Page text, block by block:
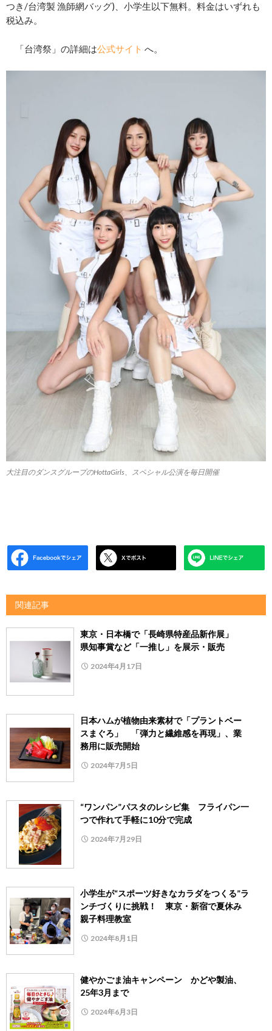
つき/台湾製 漁師網バッグ)、小学生以下無料。料金はいずれも
税込み。
「台湾祭」の詳細は公式サイト へ。
大注目のダンスグループのHottaGirls、スペシャル公演を毎日開催
関連記事
東京・日本橋で「長崎県特産品新作展」
県知事賞など「一推し」を展示・販売
2024年4月17日
日本ハムが植物由来素材で「プラントベー
スまぐろ」 「弾力と繊維感を再現」、業
務用に販売開始
2024年7月5日
“ワンパン”パスタのレシピ集 フライパン一
つで作れて手軽に10分で完成
2024年7月29日
小学生が“スポーツ好きなカラダをつくる”ラ
ンチづくりに挑戦！ 東京・新宿で夏休み
親子料理教室
2024年8月1日
健やかごま油キャンペーン かどや製油、
25年3月まで
2024年6月3日